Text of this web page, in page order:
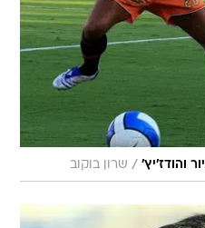
והודז'יץ' / שרון בוקוב